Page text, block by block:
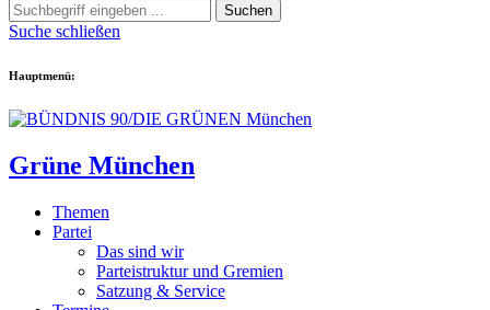
Suchen
Suche schließen
Hauptmenü:
Grüne München
Themen
Partei
Das sind wir
Parteistruktur und Gremien
Satzung & Service